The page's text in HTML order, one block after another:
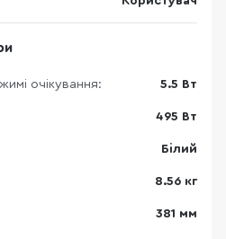
очікування: 5.5 Вт
495 Вт
Білий
8.56 кг
381 мм